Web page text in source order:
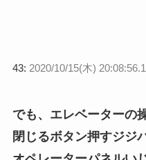
43: 2020/10/15(木)
でも、エレベーターの
閉じるボタン押すジジ